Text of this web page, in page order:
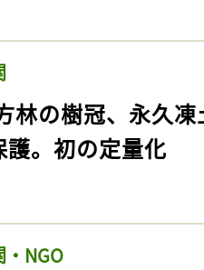
林の樹冠、永久
。初の定量化
NGO